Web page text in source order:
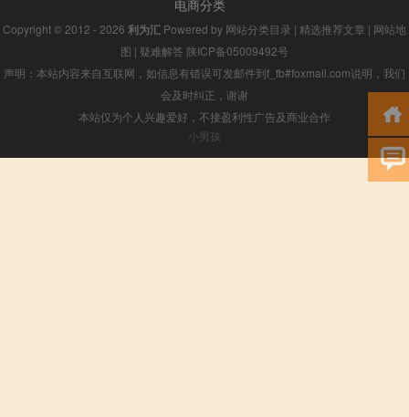
电商分类
Copyright © 2012 - 2026 利为汇 Powered by 网站分类目录 | 精选推荐文章 | 网站地
图 | 疑难解答 陕ICP备05009492号
声明：本站内容来自互联网，如信息有错误可发邮件到f_fb#foxmail.com说明，我们
会及时纠正，谢谢
本站仅为个人兴趣爱好，不接盈利性广告及商业合作
小男孩